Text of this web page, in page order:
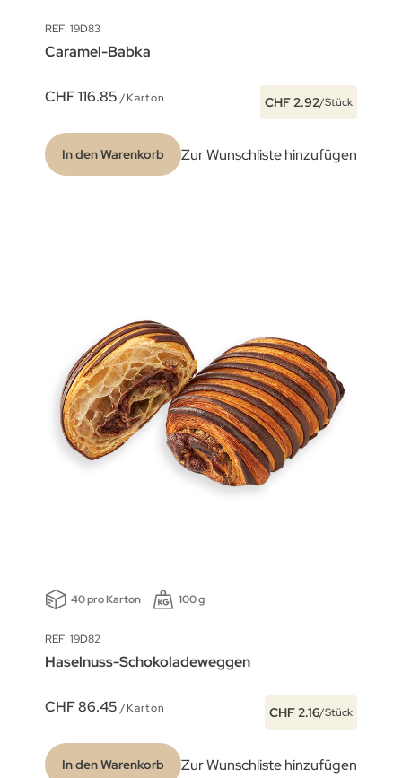
REF: 19D83
Caramel-Babka
CHF 116.85 /Karton CHF 2.92/Stück
In den Warenkorb Zur Wunschliste hinzufügen
40 pro Karton 100 g
REF: 19D82
Haselnuss-Schokoladeweggen
CHF 86.45 /Karton CHF 2.16/Stück
In den Warenkorb Zur Wunschliste hinzufügen